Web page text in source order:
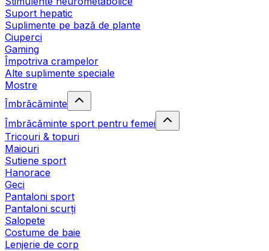
Suport hepatic
Suplimente pe bază de plante
Ciuperci
Gaming
Împotriva crampelor
Alte suplimente speciale
Mostre
Îmbrăcăminte
Îmbrăcăminte sport pentru femei
Tricouri & topuri
Maiouri
Sutiene sport
Hanorace
Geci
Pantaloni sport
Pantaloni scurți
Salopete
Costume de baie
Lenjerie de corp